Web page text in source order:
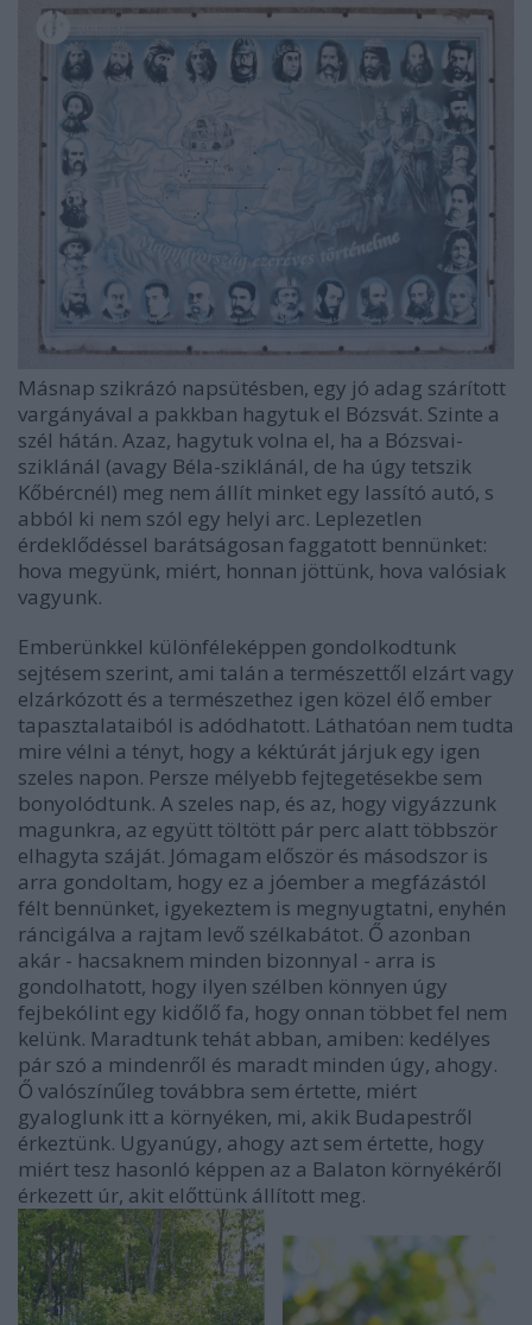
Másnap szikrázó napsütésben, egy jó adag szárított
vargányával a pakkban hagytuk el Bózsvát. Szinte a
szél hátán. Azaz, hagytuk volna el, ha a Bózsvai-
sziklánál (avagy Béla-sziklánál, de ha úgy tetszik
Kőbércnél) meg nem állít minket egy lassító autó, s
abból ki nem szól egy helyi arc. Leplezetlen
érdeklődéssel barátságosan faggatott bennünket:
hova megyünk, miért, honnan jöttünk, hova valósiak
vagyunk.
Emberünkkel különféleképpen gondolkodtunk
sejtésem szerint, ami talán a természettől elzárt vagy
elzárkózott és a természethez igen közel élő ember
tapasztalataiból is adódhatott. Láthatóan nem tudta
mire vélni a tényt, hogy a kéktúrát járjuk egy igen
szeles napon. Persze mélyebb fejtegetésekbe sem
bonyolódtunk. A szeles nap, és az, hogy vigyázzunk
magunkra, az együtt töltött pár perc alatt többször
elhagyta száját. Jómagam először és másodszor is
arra gondoltam, hogy ez a jóember a megfázástól
félt bennünket, igyekeztem is megnyugtatni, enyhén
ráncigálva a rajtam levő szélkabátot. Ő azonban
akár - hacsaknem minden bizonnyal - arra is
gondolhatott, hogy ilyen szélben könnyen úgy
fejbekólint egy kidőlő fa, hogy onnan többet fel nem
kelünk. Maradtunk tehát abban, amiben: kedélyes
pár szó a mindenről és maradt minden úgy, ahogy.
Ő valószínűleg továbbra sem értette, miért
gyaloglunk itt a környéken, mi, akik Budapestről
érkeztünk. Ugyanúgy, ahogy azt sem értette, hogy
miért tesz hasonló képpen az a Balaton környékéről
érkezett úr, akit előttünk állított meg.